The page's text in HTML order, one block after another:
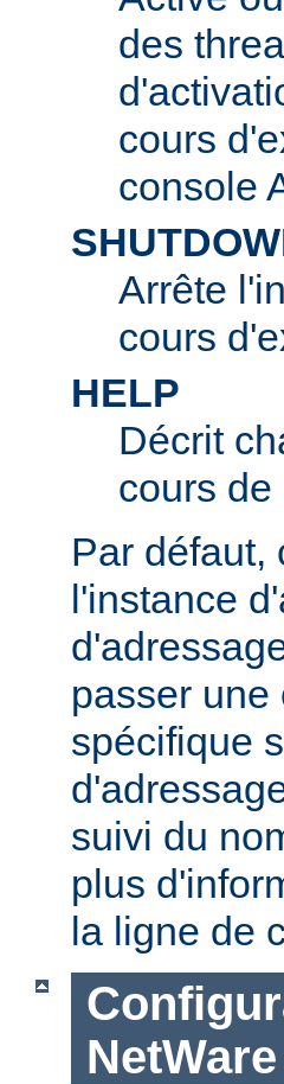
des
cours
console
Arrête
cours
HELP
Décrit
cours
Par défaut,
l'instance
passer
spécifique
suivi du
plus
la ligne de
NetWare